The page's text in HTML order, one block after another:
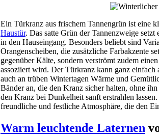
Ein Türkranz aus frischem Tannengrün ist eine
Haustür. Das satte Grün der Tannenzweige
in den Hauseingang. Besonders beliebt sind
Orangenscheiben, die zusätzliche Farbakzente
gegenüber Kälte, sondern verströmt zudem
assoziiert wird. Der Türkranz kann ganz
auch an trüben Wintertagen Wärme und
Bänder an, die den Kranz sicher halten, ohne
den Kranz bei Dunkelheit sanft erstrahlen
freundliche und festliche Atmosphäre, die den
Warm leuchtende Laternen